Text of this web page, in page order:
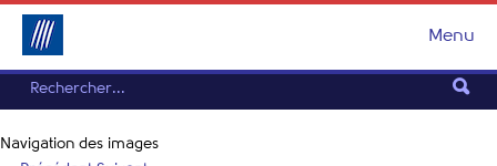
Menu
Navigation des images